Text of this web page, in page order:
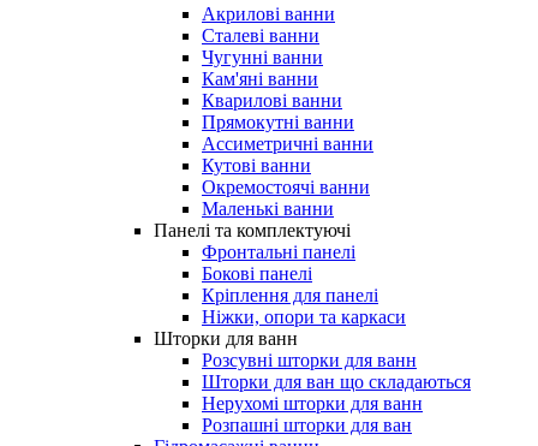
Акрилові ванни
Сталеві ванни
Чугунні ванни
Кам'яні ванни
Кварилові ванни
Прямокутні ванни
Ассиметричні ванни
Кутові ванни
Окремостоячі ванни
Маленькі ванни
Панелі та комплектуючі
Фронтальні панелі
Бокові панелі
Кріплення для панелі
Ніжки, опори та каркаси
Шторки для ванн
Розсувні шторки для ванн
Шторки для ван що складаються
Нерухомі шторки для ванн
Розпашні шторки для ван